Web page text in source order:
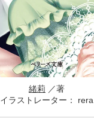
緒莉 ／著
イラストレーター： rera